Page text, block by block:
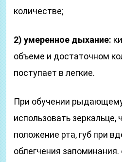
количестве;
2) умеренное дыхание:
объеме и достаточном
поступает в легкие.
При обучении
использовать зеркальце,
положение рта, губ при
облегчения запоминания.